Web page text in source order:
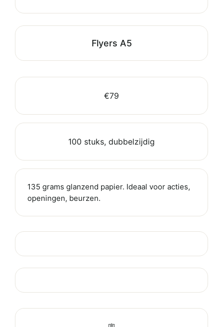
Flyers A5
€79
100 stuks, dubbelzijdig
135 grams glanzend papier. Ideaal voor acties,
openingen, beurzen.